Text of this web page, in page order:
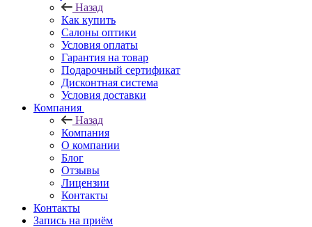
Назад
Как купить
Салоны оптики
Условия оплаты
Гарантия на товар
Подарочный сертификат
Дисконтная система
Условия доставки
Компания
Назад
Компания
О компании
Блог
Отзывы
Лицензии
Контакты
Контакты
Запись на приём